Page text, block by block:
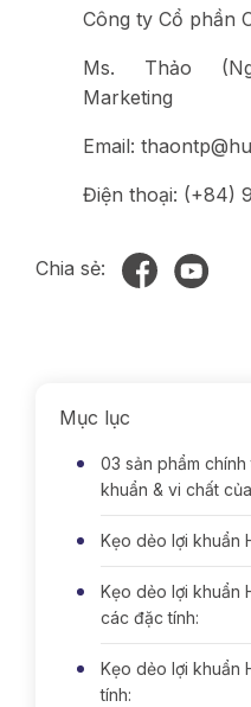
Công ty Cổ phần
Ms. Thảo
Marketing
Email:
Điện thoại: (+84)
Chia sẻ:
Mục lục
03 sản phẩm
khuẩn & vi chất
Kẹo dẻo lợi khuẩn
Kẹo dẻo lợi khuẩn
các đặc tính:
Kẹo dẻo lợi khuẩn
tính: